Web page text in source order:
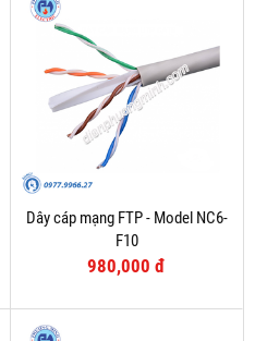
Dây cáp mạng FTP - Model NC6-
F10
980,000 đ